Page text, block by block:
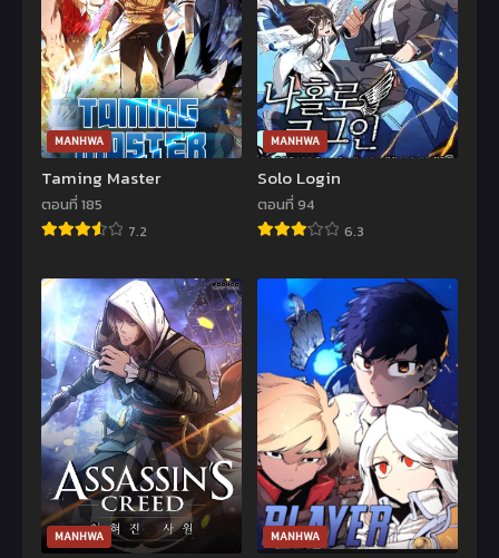
MANHWA
Taming Master
ตอนที่ 185
7.2
MANHWA
Solo Login
ตอนที่ 94
6.3
MANHWA MANHWA